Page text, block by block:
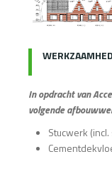
In opdracht van
volgende
Stucwerk